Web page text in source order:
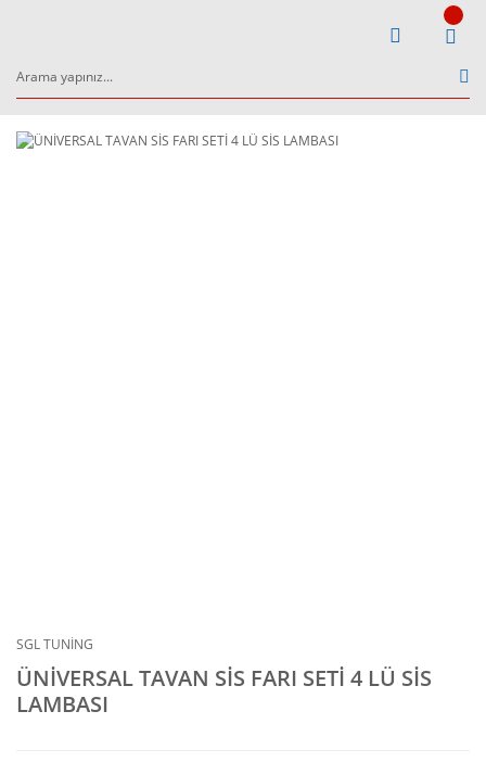
SGL TUNİNG
ÜNİVERSAL TAVAN SİS FARI SETİ 4 LÜ SİS
LAMBASI